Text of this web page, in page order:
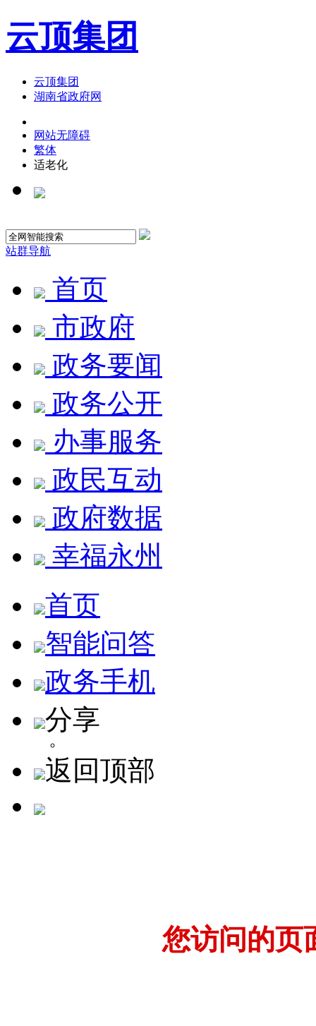
云顶集团
云顶集团
湖南省政府网
网站无障碍
繁体
适老化
站群导航
首页
市政府
政务要闻
政务公开
办事服务
政民互动
政府数据
幸福永州
首页
智能问答
政务手机
分享
返回顶部
您访问的页